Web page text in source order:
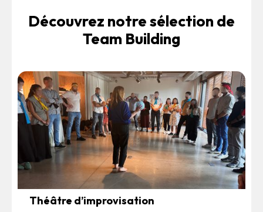
Découvrez notre sélection de
Team Building
Théâtre d’improvisation